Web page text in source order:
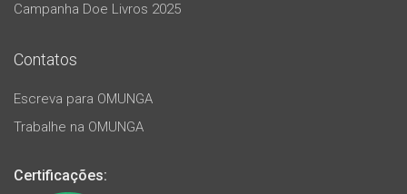
Campanha Doe Livros 2025
Contatos
Escreva para OMUNGA
Trabalhe na OMUNGA
Certificações: